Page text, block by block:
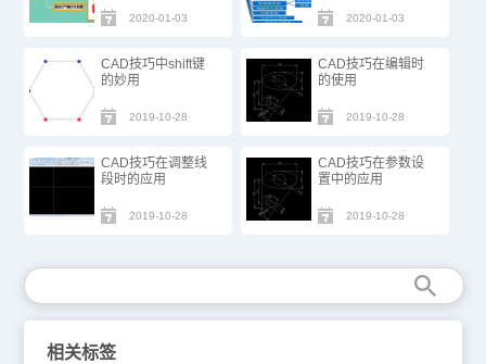
2020-01-03 2020-01-03
CAD技巧中shift键
的妙用
2019-10-28
CAD技巧在编辑时
的使用
2019-10-28
CAD技巧在调整线
段时的应用
2019-10-28
CAD技巧在参数设
置中的应用
2019-10-28
相关标签